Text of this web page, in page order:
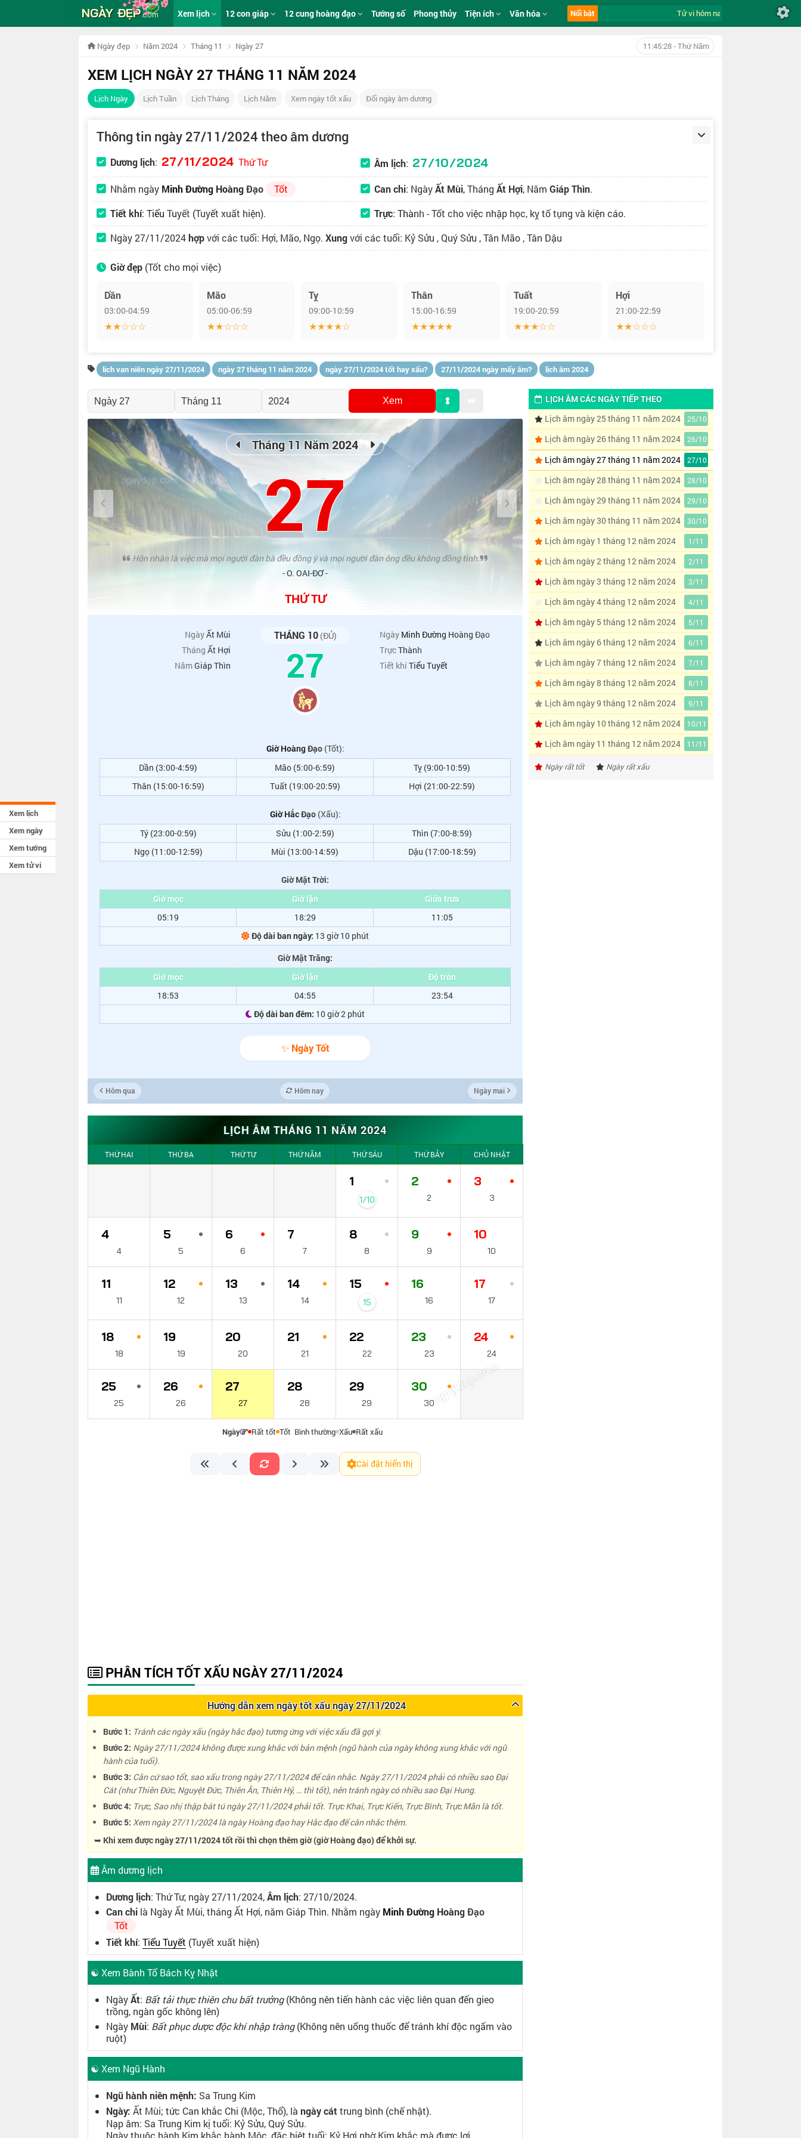
Xem lịch
Xem ngày
Xem tướng
Xem tử vi
NGÀY ĐẸP.com Xem lịch 12 con giáp 12 cung hoàng đạo Tướng số Phong thủy Tiện ích Văn hóa Nổi bật Tử vi hôm nay ngày 6/8/2026 của 12
Ngày đẹp Năm 2024 Tháng 11 Ngày 27 11:45:29- Thứ Năm
XEM LỊCH NGÀY 27 THÁNG 11 NĂM 2024
Lịch Ngày Lịch Tuần Lịch Tháng Lịch Năm Xem ngày tốt xấu Đổi ngày âm dương
Thông tin ngày 27/11/2024 theo âm dương
Dương lịch: 27/11/2024 Thứ Tư Âm lịch: 27/10/2024
Nhằm ngày Minh Đường Hoàng Đạo Tốt Can chi: NgàyẤt Mùi, Tháng Ất Hợi, Năm Giáp Thìn.
Tiết khí: Tiểu Tuyết (Tuyết xuất hiện). Trực: Thành - Tốt cho việc nhập học, kỵ tố tụng và kiện cáo.
Ngày 27/11/2024hợpvới các tuổi: Hợi, Mão, Ngọ. Xungvới các tuổi: Kỷ Sửu , Quý Sửu , Tân Mão , Tân Dậu
Giờ đẹp (Tốt cho mọi việc)
Dần
03:00-04:59
★★☆☆☆
Mão
05:00-06:59
★★☆☆☆
Tỵ
09:00-10:59
★★★★☆
Thân
15:00-16:59
★★★★★
Tuất
19:00-20:59
★★★☆☆
Hợi
21:00-22:59
★★☆☆☆
lịch vạn niên ngày 27/11/2024 ngày 27 tháng 11 năm 2024 ngày 27/11/2024 tốt hay xấu? 27/11/2024 ngày mấy âm? lịch âm 2024
Xem
Tháng 11 Năm 2024
27
Hôn nhân là việc mà mọi người đàn bà đều đồng ý và mọi người đàn ông đều không đồng tình.
- O. OAI-ĐƠ -
THỨ TƯ
NgàyẤt Mùi
Tháng Ất Hợi
NămGiáp Thìn
THÁNG 10(ĐỦ)
27
Ngày Minh Đường Hoàng Đạo
TrựcThành
Tiết khíTiểu Tuyết
Giờ Hoàng Đạo(Tốt):
Dần (3:00-4:59)
Mão (5:00-6:59)
Tỵ (9:00-10:59)
Thân (15:00-16:59)
Tuất (19:00-20:59) Hợi (21:00-22:59)
Giờ Hắc Đạo(Xấu):
Tý (23:00-0:59)
Sửu (1:00-2:59)
Thìn (7:00-8:59)
Ngọ (11:00-12:59)
Mùi (13:00-14:59) Dậu (17:00-18:59)
Giờ Mặt Trời:
Giờ mọc
Giờ lặn
Giữa trưa
05:19
18:29
11:05
Độ dài ban ngày: 13 giờ 10 phút
Giờ Mặt Trăng:
Giờ mọc
Giờ lặn
Độ tròn
18:53
04:55
23:54
Độ dài ban đêm: 10 giờ 2 phút
✨ Ngày Tốt
Hôm qua Hôm nay Ngày mai
LỊCH ÂM THÁNG 11 NĂM 2024
THỨ HAI THỨ BA THỨ TƯ THỨ NĂM THỨ SÁU THỨ BẢY CHỦ NHẬT
1
1/10
2
2
3
3
4
4
5
5
6
6
7
7
8
8
9
9
10
10
11
11
12
12
13
13
14
14
15
15
16
16
17
17
18
18
19
19
20
20
21
21
22
22
23
23
24
24
25
25
26
26
27
27
28
28
29
29
30
30ngaydep.com
Ngày Rất tốt Tốt Bình thường Xấu Rất xấu
Cài đặt hiển thị
PHÂN TÍCH TỐT XẤU NGÀY 27/11/2024
Hướng dẫn xem ngày tốt xấu ngày 27/11/2024
Bước 1: Tránh các ngày xấu (ngày hắc đạo) tương ứng với việc xấu đã gợi ý.
Bước 2: Ngày 27/11/2024 không được xung khắc với bản mệnh (ngũ hành của ngày không xung khắc với ngũ
hành của tuổi).
Bước 3: Căn cứ sao tốt, sao xấu trong ngày 27/11/2024 để cân nhắc. Ngày 27/11/2024 phải có nhiều sao Đại
Cát (như Thiên Đức, Nguyệt Đức, Thiên Ân, Thiên Hỷ, … thì tốt), nên tránh ngày có nhiều sao Đại Hung.
Bước 4: Trực, Sao nhị thập bát tú ngày 27/11/2024 phải tốt. Trực Khai, Trực Kiến, Trực Bình, Trực Mãn là tốt.
Bước 5: Xem ngày 27/11/2024 là ngày Hoàng đạo hay Hắc đạo để cân nhắc thêm.
➥ Khi xem được ngày 27/11/2024 tốt rồi thì chọn thêm giờ (giờ Hoàng đạo) để khởi sự.
Âm dương lịch
Dương lịch: Thứ Tư, ngày 27/11/2024,Âm lịch: 27/10/2024.
Can chi là Ngày Ất Mùi, tháng Ất Hợi, năm Giáp Thìn. Nhằm ngày Minh Đường Hoàng Đạo
Tốt
Tiết khí: Tiểu Tuyết (Tuyết xuất hiện)
☯ Xem Bành Tổ Bách Kỵ Nhật
NgàyẤt: Bất tải thực thiên chu bất trưởng(Không nên tiến hành các việc liên quan đến gieo
trồng, ngàn gốc không lên)
Ngày Mùi: Bất phục dược độc khí nhập tràng(Không nên uống thuốc để tránh khí độc ngấm vào
ruột)
☯ Xem Ngũ Hành
Ngũ hành niên mệnh: Sa Trung Kim
Ngày: Ất Mùi; tức Can khắc Chi (Mộc, Thổ), là ngày cát trung bình (chế nhật).
Nạp âm: Sa Trung Kim kị tuổi: Kỷ Sửu, Quý Sửu.
Ngày thuộc hành Kim khắc hành Mộc, đặc biệt tuổi: Kỷ Hợi nhờ Kim khắc mà được lợi.
LỊCH ÂM CÁC NGÀY TIẾP THEO
Lịch âm ngày 25 tháng 11 năm 2024
25/10
Lịch âm ngày 26 tháng 11 năm 2024 26/10
Lịch âm ngày 27 tháng 11 năm 2024 27/10
Lịch âm ngày 28 tháng 11 năm 2024 28/10
Lịch âm ngày 29 tháng 11 năm 2024 29/10
Lịch âm ngày 30 tháng 11 năm 2024 30/10
Lịch âm ngày 1 tháng 12 năm 2024 1/11
Lịch âm ngày 2 tháng 12 năm 2024 2/11
Lịch âm ngày 3 tháng 12 năm 2024 3/11
Lịch âm ngày 4 tháng 12 năm 2024 4/11
Lịch âm ngày 5 tháng 12 năm 2024 5/11
Lịch âm ngày 6 tháng 12 năm 2024 6/11
Lịch âm ngày 7 tháng 12 năm 2024 7/11
Lịch âm ngày 8 tháng 12 năm 2024 8/11
Lịch âm ngày 9 tháng 12 năm 2024 9/11
Lịch âm ngày 10 tháng 12 năm 2024 10/11
Lịch âm ngày 11 tháng 12 năm 2024 11/11
Ngày rất tốt Ngày rất xấu